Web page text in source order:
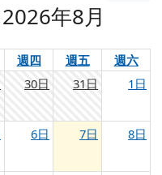
2026年8月
週四 週五
週六
30日 31日 1日
6日 7日 8日